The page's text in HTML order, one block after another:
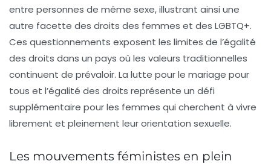
entre personnes de même sexe, illustrant ainsi une
autre facette des droits des femmes et des LGBTQ+.
Ces questionnements exposent les limites de l’égalité
des droits dans un pays où les valeurs traditionnelles
continuent de prévaloir. La lutte pour le mariage pour
tous et l’égalité des droits représente un défi
supplémentaire pour les femmes qui cherchent à vivre
librement et pleinement leur orientation sexuelle.
Les mouvements féministes en plein